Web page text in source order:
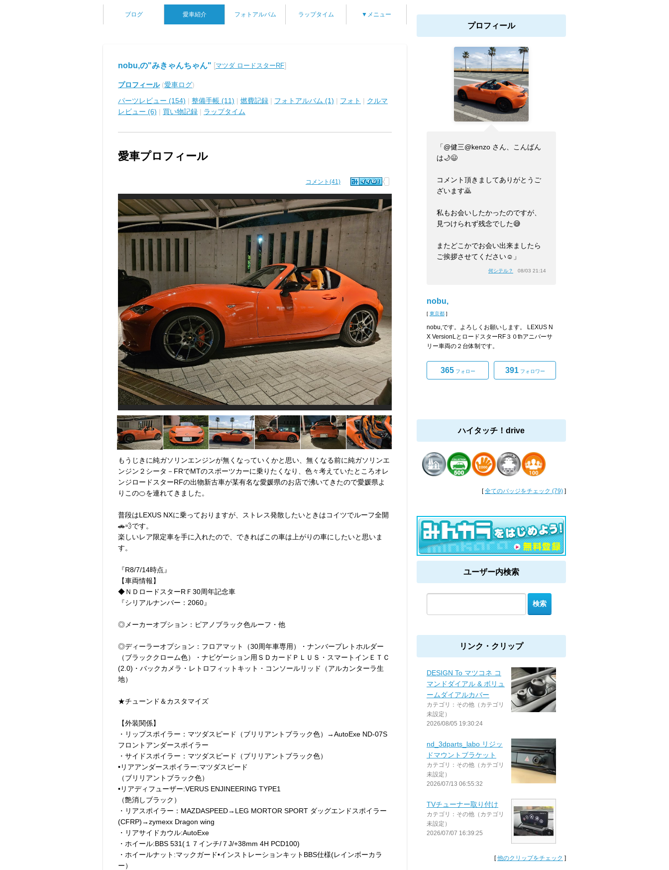
ブログ 愛車紹介 フォトアルバム ラップタイム ▼メニュー
nobu,の"みきゃんちゃん" [マツダ ロードスターRF]
プロフィール(愛車ログ)
パーツレビュー (154) | 整備手帳 (11) | 燃費記録 | フォトアルバム (1) | フォト | クルマ
レビュー (6) | 買い物記録 | ラップタイム
愛車プロフィール
コメント(41)
もうじきに純ガソリンエンジンが無くなっていくかと思い、無くなる前に純ガソリンエ
ンジン２シータ－FRでMTのスポーツカーに乗りたくなり、色々考えていたところオレ
ンジロードスターRFの出物新古車が某有名な愛媛県のお店で沸いてきたので愛媛県よ
りこの🍊を連れてきました。
普段はLEXUS NXに乗っておりますが、ストレス発散したいときはコイツでルーフ全開
🚗💨です。
楽しいレア限定車を手に入れたので、できればこの車は上がりの車にしたいと思いま
す。
『R8/7/14時点』
【車両情報】
◆ＮＤロードスターRＦ30周年記念車
『シリアルナンバー：2060』
◎メーカーオプション：ピアノブラック色ルーフ・他
◎ディーラーオプション：フロアマット（30周年車専用）・ナンバープレトホルダー
（ブラッククローム色）・ナビゲーション用ＳＤカードＰＬＵＳ・スマートインＥＴＣ
(2.0)・バックカメラ・レトロフィットキット・コンソールリッド（アルカンターラ生
地）
★チューンド＆カスタマイズ
【外装関係】
・リップスポイラー：マツダスピード（ブリリアントブラック色）→AutoExe ND-07S
フロントアンダースポイラー
・サイドスポイラー：マツダスピード（ブリリアントブラック色）
•リアアンダースポイラー:マツダスピード
（ブリリアントブラック色）
•リアディフューザー:VERUS ENJINEERING TYPE1
（艶消しブラック）
・リアスポイラー：MAZDASPEED→LEG MORTOR SPORT ダッグエンドスポイラー
(CFRP)→zymexx Dragon wing
・リアサイドカウル:AutoExe
・ホイール:BBS 531(１７インチ/７J/+38mm 4H PCD100)
・ホイールナット:マックガード•インストレーションキットBBS仕様(レインボーカラ
ー）
プロフィール
「@健三@kenzo さん、こんばん
は🌙😃
コメント頂きましてありがとうご
ざいます🙇
私もお会いしたかったのですが、
見つけられず残念でした😅
またどこかでお会い出来ましたら
ご挨拶させてください☺」
何シテル？ 08/03 21:14
nobu,
[ 東京都 ]
nobu,です。よろしくお願いします。 LEXUS N
X VersionLとロードスターRF３０thアニバーサ
リー車両の２台体制です。
365フォロー 391フォロワー
ハイタッチ！drive
[全てのバッジをチェック (79) ]
ユーザー内検索
リンク・クリップ
DESIGN To マツコネ コ
マンドダイアル & ボリュ
ームダイアルカバー
カテゴリ：その他（カテゴリ
未設定）
2026/08/05 19:30:24
nd_3dparts_labo リジッ
ドマウントブラケット
カテゴリ：その他（カテゴリ
未設定）
2026/07/13 06:55:32
TVチューナー取り付け
カテゴリ：その他（カテゴリ
未設定）
2026/07/07 16:39:25
[他のクリップをチェック ]